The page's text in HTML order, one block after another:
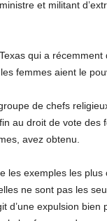
et militant
qui a
femmes aient le
de chefs
au droit de vote
avez obtenu.
les exemples les
ne sont pas les
d’une expulsion